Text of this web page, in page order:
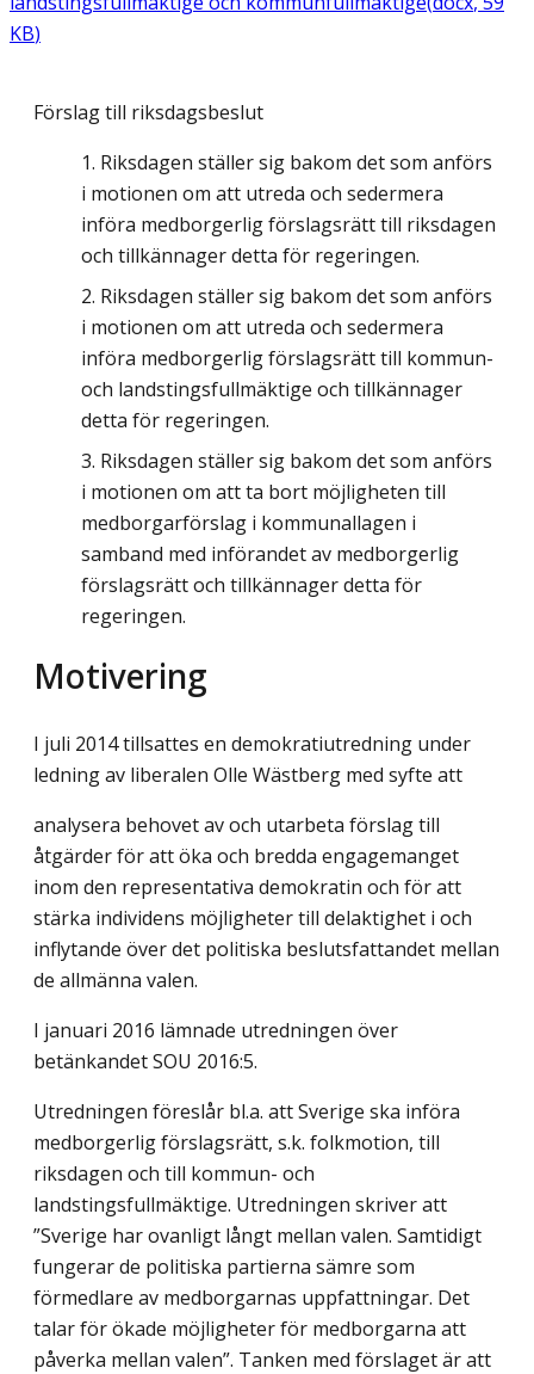
KB)
Förslag till riksdagsbeslut
Riksdagen ställer sig bakom det som anförs
i motionen om att utreda och sedermera
införa medborgerlig förslagsrätt till riksdagen
och tillkännager detta för regeringen.
Riksdagen ställer sig bakom det som anförs
i motionen om att utreda och sedermera
införa medborgerlig förslagsrätt till kommun-
och landstingsfullmäktige och tillkännager
detta för regeringen.
Riksdagen ställer sig bakom det som anförs
i motionen om att ta bort möjligheten till
medborgarförslag i kommunallagen i
samband med införandet av medborgerlig
förslagsrätt och tillkännager detta för
regeringen.
Motivering
I juli 2014 tillsattes en demokratiutredning under
ledning av liberalen Olle Wästberg med syfte att
analysera behovet av och utarbeta förslag till
åtgärder för att öka och bredda engagemanget
inom den representativa demokratin och för att
stärka individens möjligheter till delaktighet i och
inflytande över det politiska beslutsfattandet mellan
de allmänna valen.
I januari 2016 lämnade utredningen över
betänkandet SOU 2016:5.
Utredningen föreslår bl.a. att Sverige ska införa
medborgerlig förslagsrätt, s.k. folkmotion, till
riksdagen och till kommun- och
landstingsfullmäktige. Utredningen skriver att
”Sverige har ovanligt långt mellan valen. Samtidigt
fungerar de politiska partierna sämre som
förmedlare av medborgarnas uppfattningar. Det
talar för ökade möjligheter för medborgarna att
påverka mellan valen”. Tanken med förslaget är att